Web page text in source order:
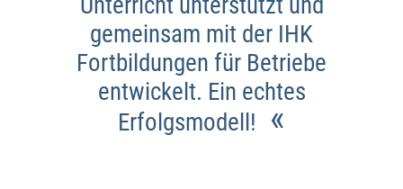
gemeinsam mit der IHK
Fortbildungen für Betriebe
entwickelt. Ein echtes
Erfolgsmodell! «